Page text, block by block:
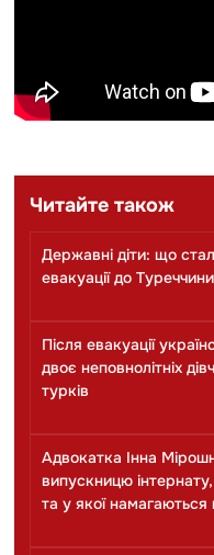
Читайте також
Державні діти: що
евакуації до Туреччини
Після евакуації
двоє неповнолітніх
турків
Адвокатка Інна
випускницю
та у якої намагаються